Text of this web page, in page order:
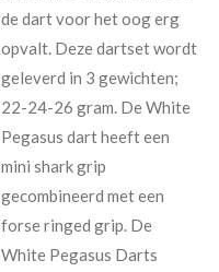
de dart voor het oog erg
opvalt. Deze dartset wordt
geleverd in 3 gewichten;
22-24-26 gram. De White
Pegasus dart heeft een
mini shark grip
gecombineerd met een
forse ringed grip. De
White Pegasus Darts